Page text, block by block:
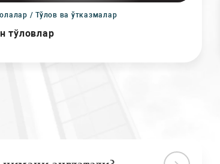
/ Тўлов ва ўтказмалар
тўловлар